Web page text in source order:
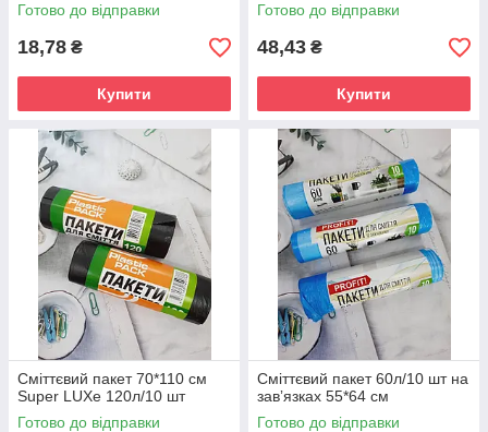
Готово до відправки
18,78 ₴
Купити
Готово до відправки
48,43 ₴
Купити
Сміттєвий пакет 70*110 см
Super LUXe 120л/10 шт
Готово до відправки
Сміттєвий пакет 60л/10 шт на
завʼязках 55*64 см
Готово до відправки